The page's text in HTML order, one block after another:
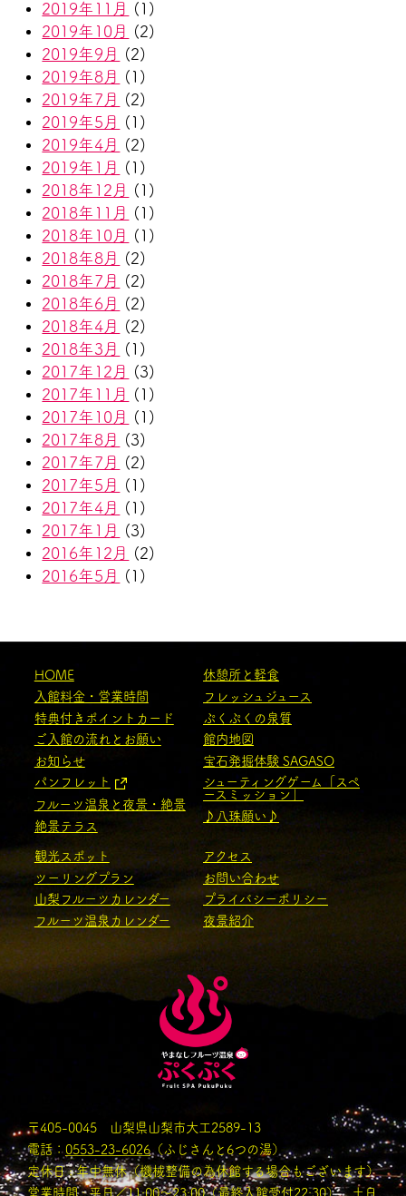
2019年11月
(1)
2019年10月
(2)
2019年9月
(2)
2019年8月
(1)
2019年7月
(2)
2019年5月
(1)
2019年4月
(2)
2019年1月
(1)
2018年12月
(1)
2018年11月
(1)
2018年10月
(1)
2018年8月
(2)
2018年7月
(2)
2018年6月
(2)
2018年4月
(2)
2018年3月
(1)
2017年12月
(3)
2017年11月
(1)
2017年10月
(1)
2017年8月
(3)
2017年7月
(2)
2017年5月
(1)
2017年4月
(1)
2017年1月
(3)
2016年12月
(2)
2016年5月
(1)
HOME
入館料金・営業時間
特典付きポイントカード
ご入館の流れとお願い
お知らせ
パンフレット
フルーツ温泉と夜景・絶景
絶景テラス
休憩所と軽食
フレッシュジュース
ぷくぷくの泉質
館内地図
宝石発掘体験 SAGASO
シューティングゲーム「スペ
ースミッション」
♪八珠願い♪
観光スポット
ツーリングプラン
山梨フルーツカレンダー
フルーツ温泉カレンダー
アクセス
お問い合わせ
プライバシーポリシー
夜景紹介
〒405-0045 山梨県山梨市大工2589-13
電話：0553-23-6026 （ふじさんと6つの湯）
定休日 : 年中無休（機械整備の為休館する場合もございます）
営業時間 : 平日／11:00〜23:00（最終入館受付22:30） 土日